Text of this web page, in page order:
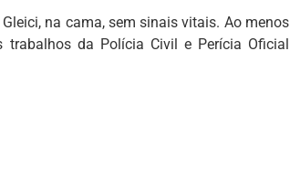
na cama, sem sinais vitais. Ao menos
da Polícia Civil e Perícia Oficial